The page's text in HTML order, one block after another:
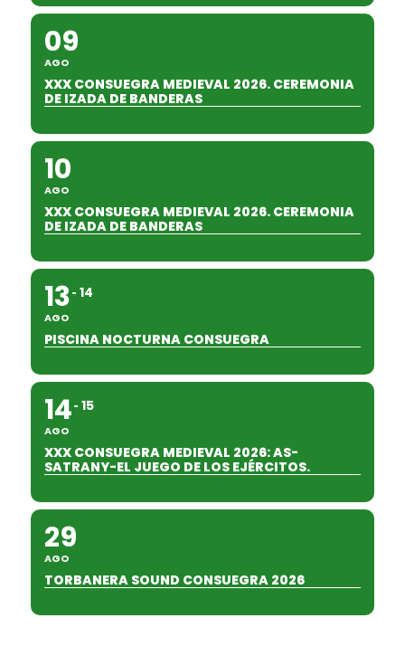
09
AGO
XXX CONSUEGRA MEDIEVAL 2026. CEREMONIA
DE IZADA DE BANDERAS
10
AGO
XXX CONSUEGRA MEDIEVAL 2026. CEREMONIA
DE IZADA DE BANDERAS
13
AGO
14
PISCINA NOCTURNA CONSUEGRA
14
AGO
15
XXX CONSUEGRA MEDIEVAL 2026: AS-
SATRANY-EL JUEGO DE LOS EJÉRCITOS.
29
AGO
TORBANERA SOUND CONSUEGRA 2026